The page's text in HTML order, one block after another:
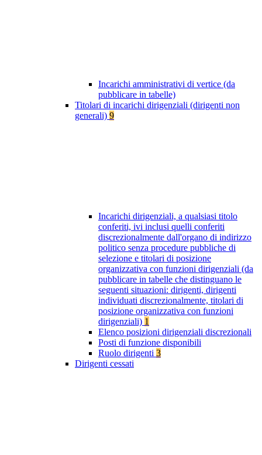
Incarichi amministrativi di vertice (da
pubblicare in tabelle)
Titolari di incarichi dirigenziali (dirigenti non
generali) 9
Incarichi dirigenziali, a qualsiasi titolo
conferiti, ivi inclusi quelli conferiti
discrezionalmente dall'organo di indirizzo
politico senza procedure pubbliche di
selezione e titolari di posizione
organizzativa con funzioni dirigenziali (da
pubblicare in tabelle che distinguano le
seguenti situazioni: dirigenti, dirigenti
individuati discrezionalmente, titolari di
posizione organizzativa con funzioni
dirigenziali) 1
Elenco posizioni dirigenziali discrezionali
Posti di funzione disponibili
Ruolo dirigenti 3
Dirigenti cessati